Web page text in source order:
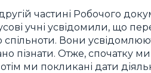
частині Робочого
учні усвідомили, що
спільноти. Вони
пізнати. Отже, спочатку
ми покликані дати